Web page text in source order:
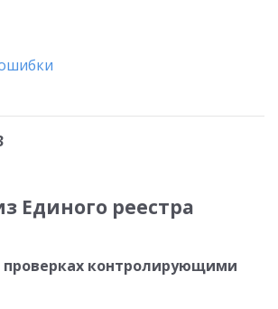
Единого реестра
контролирующими